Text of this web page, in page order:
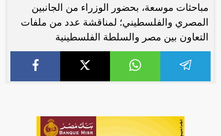
مباحثات موسعة، بحضور الوزراء من الجانبين
المصري والفلسطيني؛ لمناقشة عدد من ملفات
التعاون بين مصر والسلطة الفلسطينية